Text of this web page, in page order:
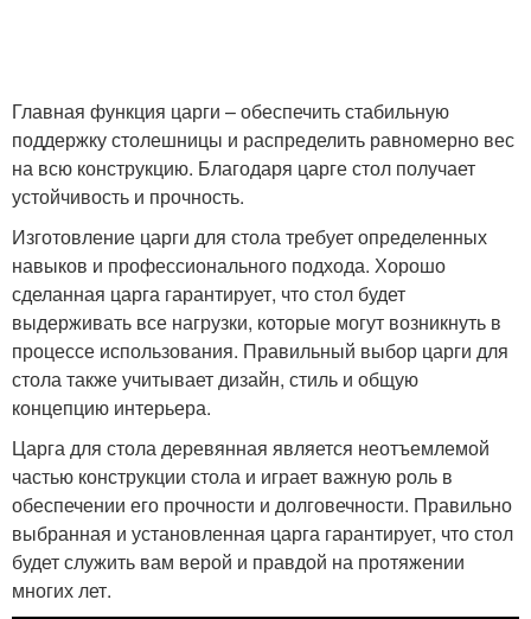
Главная функция царги – обеспечить стабильную
поддержку столешницы и распределить равномерно вес
на всю конструкцию. Благодаря царге стол получает
устойчивость и прочность.
Изготовление царги для стола требует определенных
навыков и профессионального подхода. Хорошо
сделанная царга гарантирует, что стол будет
выдерживать все нагрузки, которые могут возникнуть в
процессе использования. Правильный выбор царги для
стола также учитывает дизайн, стиль и общую
концепцию интерьера.
Царга для стола деревянная является неотъемлемой
частью конструкции стола и играет важную роль в
обеспечении его прочности и долговечности. Правильно
выбранная и установленная царга гарантирует, что стол
будет служить вам верой и правдой на протяжении
многих лет.